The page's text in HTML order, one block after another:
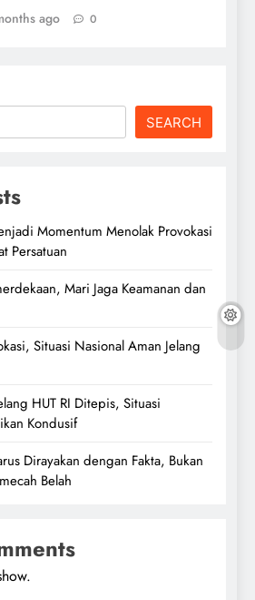
ago 0
SEARCH
Momentum Menolak Provokasi
Persatuan
Mari Jaga Keamanan dan
Situasi Nasional Aman Jelang
HUT RI Ditepis, Situasi
Kondusif
Dirayakan dengan Fakta, Bukan
Belah